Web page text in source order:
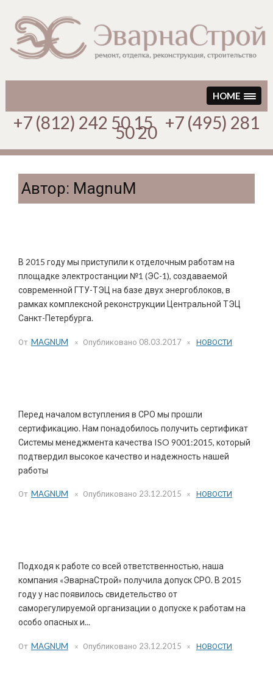
HOME
+7 (812) 242 50 15 +7 (495) 281
50 20
Автор: MagnuM
В 2015 году мы приступили к отделочным работам на
площадке электростанции №1 (ЭС-1), создаваемой
современной ГТУ-ТЭЦ на базе двух энергоблоков, в
рамках комплексной реконструкции Центральной ТЭЦ
Санкт-Петербурга.
От MAGNUM Опубликовано 08.03.2017 НОВОСТИ
Перед началом вступления в СРО мы прошли
сертификацию. Нам понадобилось получить сертификат
Системы менеджмента качества ISO 9001:2015, который
подтвердил высокое качество и надежность нашей
работы
От MAGNUM Опубликовано 23.12.2015 НОВОСТИ
Подходя к работе со всей ответственностью, наша
компания «ЭварнаСтрой» получила допуск СРО. В 2015
году у нас появилось свидетельство от
саморегулируемой организации о допуске к работам на
особо опасных и...
От MAGNUM Опубликовано 23.12.2015 НОВОСТИ